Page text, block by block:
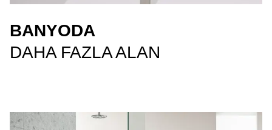
BANYODA
DAHA FAZLA ALAN